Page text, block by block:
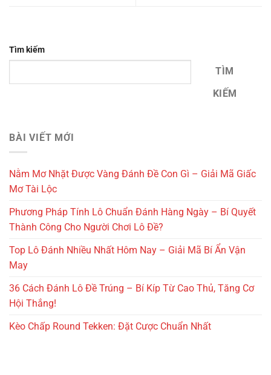
Tìm kiếm
TÌM
KIẾM
BÀI VIẾT MỚI
Nằm Mơ Nhặt Được Vàng Đánh Đề Con Gì – Giải Mã Giấc
Mơ Tài Lộc
Phương Pháp Tính Lô Chuẩn Đánh Hàng Ngày – Bí Quyết
Thành Công Cho Người Chơi Lô Đề?
Top Lô Đánh Nhiều Nhất Hôm Nay – Giải Mã Bí Ẩn Vận
May
36 Cách Đánh Lô Đề Trúng – Bí Kíp Từ Cao Thủ, Tăng Cơ
Hội Thắng!
Kèo Chấp Round Tekken: Đặt Cược Chuẩn Nhất